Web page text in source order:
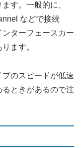
す。一般的に、
などで接続
ターフェースカー
ます。
のスピードが低速
ときがあるので注